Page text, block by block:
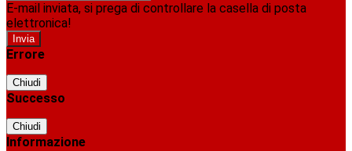
E-mail inviata, si prega di controllare la casella di posta
elettronica!
Errore
Chiudi
Successo
Chiudi
Informazione